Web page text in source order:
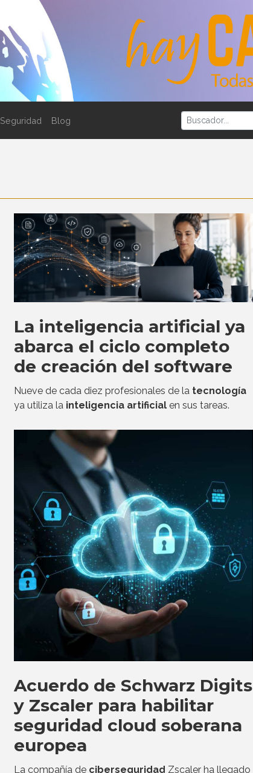
Seguridad Blog
La inteligencia artificial ya
abarca el ciclo completo
de creación del software
Nueve de cada diez profesionales de la tecnología
ya utiliza la inteligencia artificialen sus tareas.
Acuerdo de Schwarz Digits
y Zscaler para habilitar
seguridad cloud soberana
europea
La compañía de ciberseguridad Zscaler ha llegado